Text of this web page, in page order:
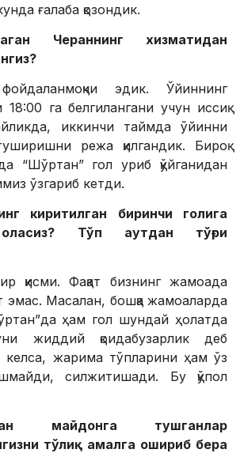
ғалаба қозондик.
Чераннинг хизматидан
эдик. Ўйиннинг
га белгилангани учун иссиқ
иккинчи таймда ўйинни
режа қилгандик. Бироқ
“Шўртан” гол уриб қўйганидан
ўзгариб кетди.
киритилган биринчи голига
Тўп аутдан тўғри
қисми. Фақат бизнинг жамоада
эмас. Масалан, бошқа жамоаларда
ҳам гол шундай ҳолатда
жиддий қоидабузарлик деб
келса, жарима тўпларини ҳам ўз
силжитишади. Бу қўпол
майдонга тушганлар
тўлиқ амалга ошириб бера